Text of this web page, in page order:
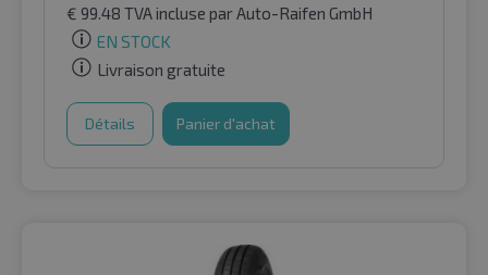
€ 99.48 TVA incluse par Auto-Raifen GmbH
EN STOCK
Livraison gratuite
Détails Panier d'achat